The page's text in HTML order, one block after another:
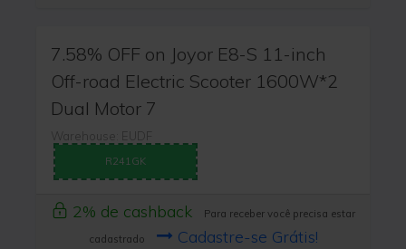
7.58% OFF on Joyor E8-S 11-inch
Off-road Electric Scooter 1600W*2
Dual Motor 7
Warehouse: EUDF
R241GK
2% de cashback
Para receber você precisa estar
cadastrado
Cadastre-se Grátis!